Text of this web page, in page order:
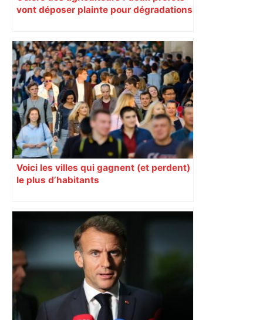
vont déposer plainte pour dégradations
Voici les villes qui gagnent (et perdent)
le plus d’habitants